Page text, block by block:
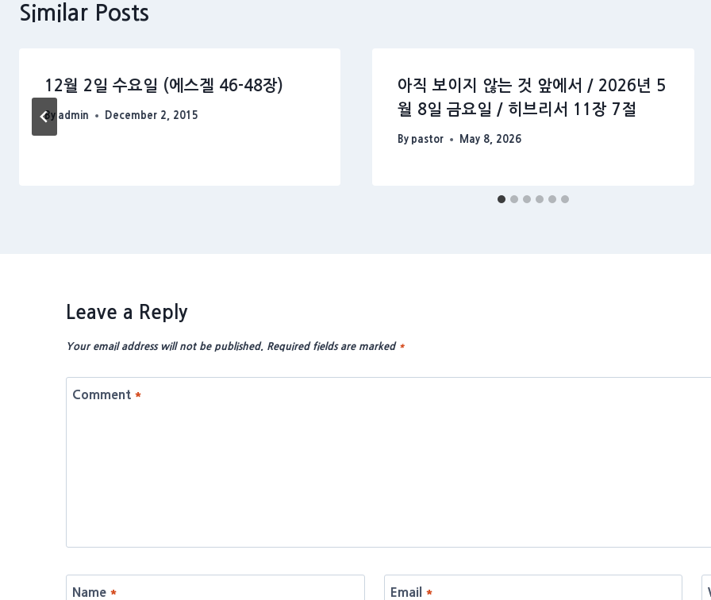
Similar Posts
12월 2일 수요일 (에스겔 46-48장)
By admin December 2, 2015
아직 보이지 않는 것 앞에서 / 2026년 5
월 8일 금요일 / 히브리서 11장 7절
By pastor May 8, 2026
Leave a Reply
Your email address will not be published. Required fields are marked *
Comment *
Name * Email *